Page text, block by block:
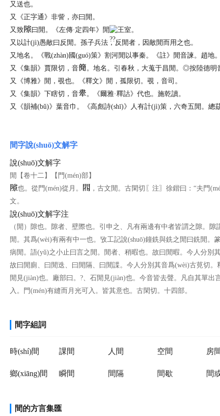
又送也。
又
《正字通》非訾，亦曰閒。
又致 曰閒。《左傳·定四年》閒
王室。
又 以計(jì)愚敵曰反閒。孫子兵法，反閒者，因敵閒而用之也。
又地名。《戰(zhàn)國(guó)策》割河閒以事秦。《註》閒音諫。趙地
又
《集韻》賈限切，音
。地名。引春秋，大蒐于昌閒。◎按陸德明
又
《博雅》閒，覗也。《釋文》閒，孤限切。覗，音司。
又
《集韻》下瞎切，音
。《爾雅·釋詁》代也。施乾讀。
又
《韻補(bǔ)》葉音巾。《高彪詩(shī)》人有計(jì)策，六奇五閒。總
間字說(shuō)文解字
說(shuō)文解字
閒【卷十二】【門(mén)部】
也。從門(mén)從月。
，古文閒。古閑切〖注〗徐鍇曰：“夫門
文。
說(shuō)文解字注
（閒）隙也。隙者、壁際也。引申之、凡有兩邊有中者皆謂之隙。
閒。其爲(wèi)有兩有中一也。攷工記說(shuō)鐘銑與銑之閒曰銑閒。
病閒。語(yǔ)之小止曰言之閒。閒者、稍暇也。故曰閒暇。今人分別
故曰閒廁、曰閒迭、曰閒隔、曰閒諜。今人分別其音爲(wèi)古莧切
閒見(jiàn)也。廠部曰。?、石閒見(jiàn)也。今音皆去聲。凡自其單
入。門(mén)有縫而月光可入。皆其意也。古閑切。十四部。
間字組詞
時(shí)間 課間 人間 空間 房
鄉(xiāng)間 瞬間 間隔 間歇 間
間的方言集匯